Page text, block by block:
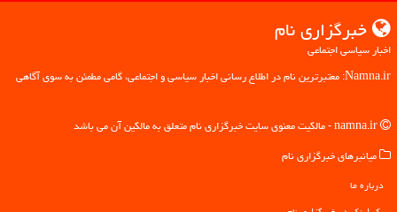
خبرگزاری نام
اخبار سیاسی اجتماعی
Namna.ir: معتبرترین نام در اطلاع رسانی اخبار سیاسی و اجتماعی، گامی مطمئن به سوی آگاهی
میانبرهای خبرگزاری نام
درباره ما